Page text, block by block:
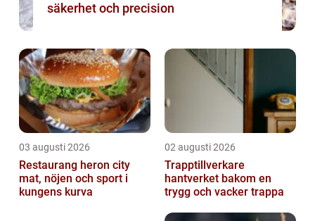
säkerhet och precision
03 augusti 2026
Restaurang heron city
mat, nöjen och sport i
kungens kurva
02 augusti 2026
Trapptillverkare
hantverket bakom en
trygg och vacker trappa